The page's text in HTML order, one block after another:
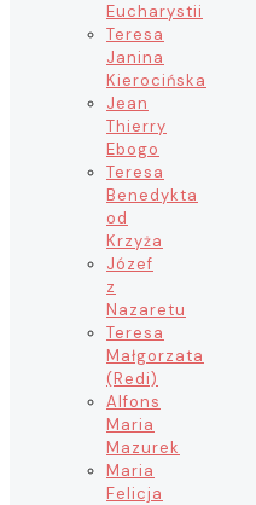
Eucharystii
Teresa
Janina
Kierocińska
Jean
Thierry
Ebogo
Teresa
Benedykta
od
Krzyża
Józef
z
Nazaretu
Teresa
Małgorzata
(Redi)
Alfons
Maria
Mazurek
Maria
Felicja